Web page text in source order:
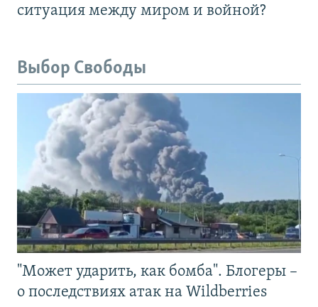
ситуация между миром и войной?
Выбор Свободы
"Может ударить, как бомба". Блогеры –
о последствиях атак на Wildberries